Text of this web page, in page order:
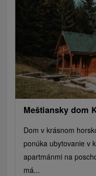
Meštiansky dom
Dom v krásnom
ponúka ubytovanie v
apartmánmi na
má...